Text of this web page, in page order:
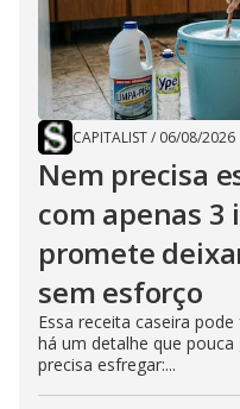
CAPITALIST/ 06/08/2026
Nem precisa
com apenas
promete
sem esforço
Essa receita caseira
há um detalhe que
precisa esfregar:...